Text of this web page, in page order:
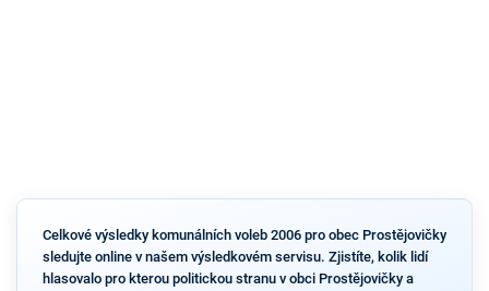
Celkové výsledky komunálních voleb 2006 pro obec Prostějovičky
sledujte online v našem výsledkovém servisu. Zjistíte, kolik lidí
hlasovalo pro kterou politickou stranu v obci Prostějovičky a